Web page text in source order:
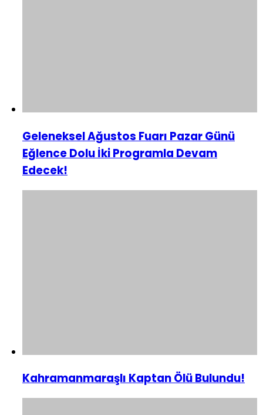
Geleneksel Ağustos Fuarı Pazar Günü
Eğlence Dolu İki Programla Devam
Edecek!
Kahramanmaraşlı Kaptan Ölü Bulundu!